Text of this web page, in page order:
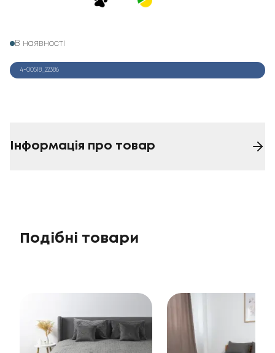
В наявності
4-00518_22386
Інформація про товар
Подібні товари